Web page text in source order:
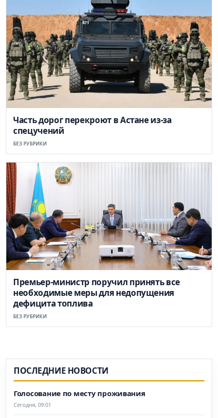
Часть дорог перекроют в Астане из-за
спецучений
БЕЗ РУБРИКИ
Премьер-министр поручил принять все
необходимые меры для недопущения
дефицита топлива
БЕЗ РУБРИКИ
ПОСЛЕДНИЕ НОВОСТИ
Голосование по месту проживания
Сегодня, 09:01